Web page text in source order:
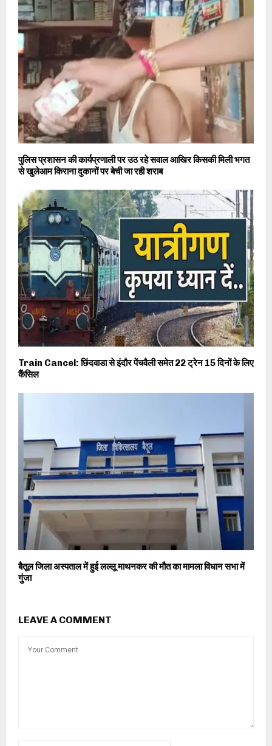
पुलिस प्रशासन की कार्यप्रणाली पर उठ रहे सवाल आखिर किसकी मिली भगत
से खुलेआम किराना दुकानों पर बेची जा रही शराब
Train Cancel: छिंदवाडा से इंदौर पेंचवैली समेत 22 ट्रेन 15 दिनों के लिए
कैंसिल
बैतूल जिला अस्पताल में हुई लल्लू माथनकर की मौत का मामला विधान सभा में
गुंजा
LEAVE A COMMENT